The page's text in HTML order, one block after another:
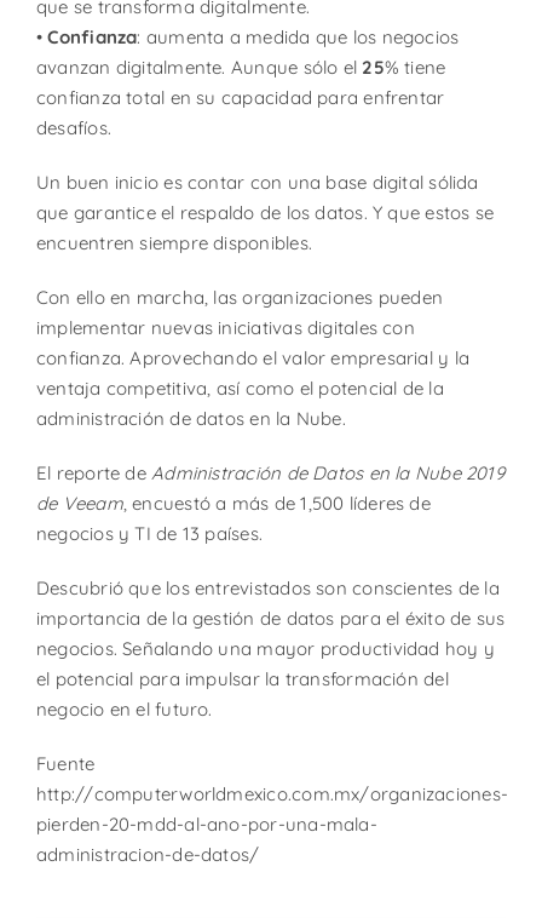
que se transforma digitalmente.
•Confianza: aumenta a medida que los negocios
avanzan digitalmente. Aunque sólo el 25% tiene
confianza total en su capacidad para enfrentar
desafíos.
Un buen inicio es contar con una base digital sólida
que garantice el respaldo de los datos. Y que estos se
encuentren siempre disponibles.
Con ello en marcha, las organizaciones pueden
implementar nuevas iniciativas digitales con
confianza. Aprovechando el valor empresarial y la
ventaja competitiva, así como el potencial de la
administración de datos en la Nube.
El reporte deAdministración de Datos en la Nube 2019
de Veeam, encuestó a más de 1,500 líderes de
negocios y TI de 13 países.
Descubrió que los entrevistados son conscientes de la
importancia de la gestión de datos para el éxito de sus
negocios. Señalando una mayor productividad hoy y
el potencial para impulsar la transformación del
negocio en el futuro.
Fuente
http://computerworldmexico.com.mx/organizaciones-
pierden-20-mdd-al-ano-por-una-mala-
administracion-de-datos/